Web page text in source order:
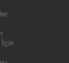
İçin